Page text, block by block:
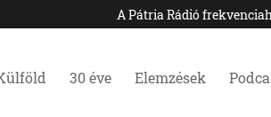
A Pátria Rádió
30 éve Elemzések